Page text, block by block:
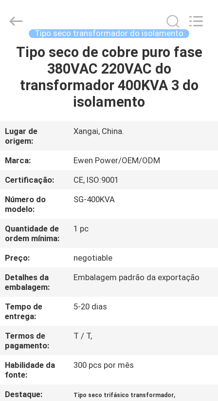
PARA
VÍDEOS
SOBRE
NÓS
VISITA
À
FÁBRICA
CONTROLE
DE
QUALIDADE
CONTACTE-
NOS
Copyright
(Shanghai)
Tipo seco transformador do isolamento
Tipo seco de cobre puro fase
380VAC 220VAC do
transformador 400KVA 3 do
isolamento
Lugar de
origem:
Xangai, China.
Marca:
Ewen Power/OEM/ODM
Certificação:
CE, ISO:9001
Número do
modelo:
SG-400KVA
Quantidade de
ordem mínima:
1 pc
Preço:
negotiable
Detalhes da
embalagem:
Embalagem padrão da exportação
Tempo de
entrega:
5-20 dias
Termos de
pagamento:
T / T,
Habilidade da
fonte:
300 pcs por mês
Destaque: Tipo seco trifásico transformador,